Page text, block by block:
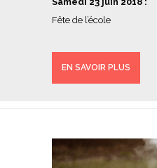
Fête de l’école
EN SAVOIR PLUS